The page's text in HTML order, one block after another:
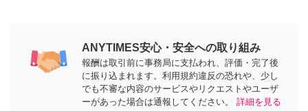
ANYTIMES安心・安全への取り組み
報酬は取引前に事務局に支払われ、評価・完了後
に振り込まれます。利用規約違反の恐れや、少し
でも不審な内容のサービスやリクエストやユーザ
ーがあった場合は通報してください。
詳細を見る